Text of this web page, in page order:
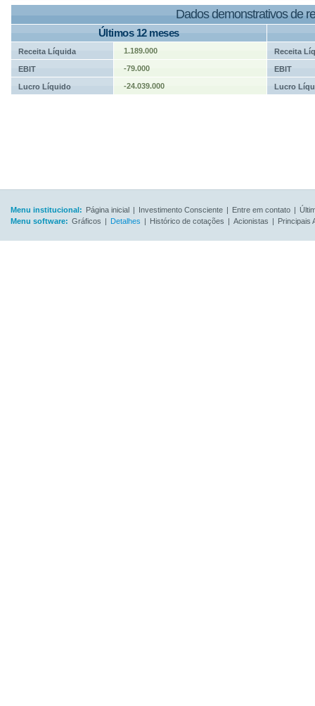
Dados demonstrativos de
Últimos 12 meses
Receita Líquida 1.189.000 Receita
EBIT -79.000 EBIT
Lucro Líquido -24.039.000 Lucro
Menu institucional: Página inicial | Investimento Consciente | Entre em contato |
Menu software: Gráficos | Detalhes | Histórico de cotações | Acionistas | Principais